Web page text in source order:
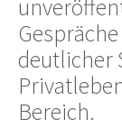
deutlicher
Bereich.